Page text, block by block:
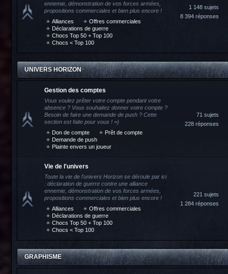
ennemie, démonstration de vos forces armées,
propositions commerciales et bien plus encore !
Alliances
Offres commerciales
Déclarations de guerre
Chocs Top 50 + Top 100
Chocs < Top 100
1 148 sujets
8 394 réponses
UNIVERS HORIZON
Gestion des comptes
Vous voulez prêter votre compte pendant votre
absence ? Vous souhaitez donner votre compte ?
Besoin de faire une demande de push ? Cette
section est faite pour vous ! =)
Don de compte
Prêt de compte
Demande de push
Plainte envers un joueur
71 sujets
228 réponses
Vie de l'univers
Toute la vie de l'univers Horizon se déroule par ici
: déclaration de guerre contre une alliance
ennemie, démonstration de vos forces armées,
propositions commerciales et bien plus encore !
Alliances
Offres commerciales
Déclarations de guerre
Chocs Top 50 + Top 100
Chocs < Top 100
221 sujets
1 284 réponses
GRAPHISME